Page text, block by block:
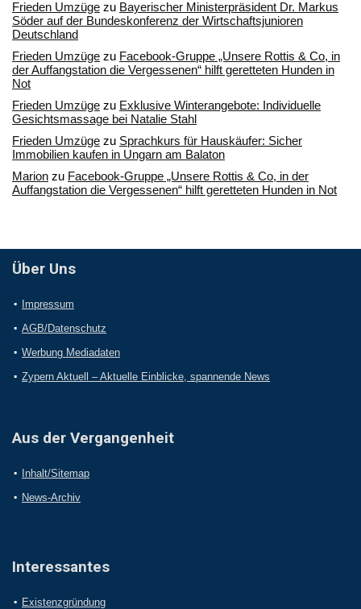
Frieden Umzüge zu Bayerischer Ministerpräsident Dr. Markus
Söder auf der Bundeskonferenz der Wirtschaftsjunioren
Deutschland
Frieden Umzüge zu Facebook-Gruppe „Unsere Rottis & Co, in
der Auffangstation die Vergessenen“ hilft geretteten Hunden in
Not
Frieden Umzüge zu Exklusive Winterangebote: Individuelle
Gesichtsmassage bei Natalie Stahl
Frieden Umzüge zu Sprachkurs für Hauskäufer: Sicher
Immobilien kaufen in Ungarn am Balaton
Marion zu Facebook-Gruppe „Unsere Rottis & Co, in der
Auffangstation die Vergessenen“ hilft geretteten Hunden in Not
Über Uns
Impressum
AGB/Datenschutz
Werbung Mediadaten
Zypern Aktuell – Aktuelle Einblicke, spannende News
Aus der Vergangenheit
Inhalt/Sitemap
News-Archiv
Interessantes
Existenzgründung